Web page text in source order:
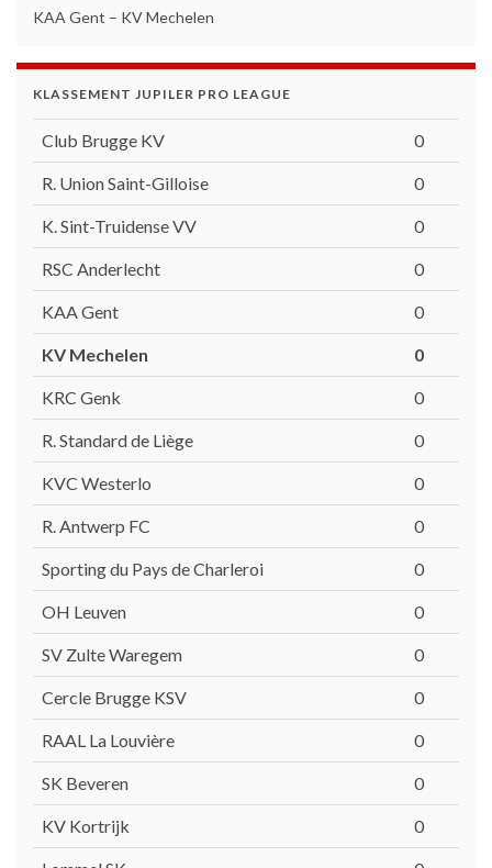
KAA Gent – KV Mechelen
KLASSEMENT JUPILER PRO LEAGUE
Club Brugge KV 0
R. Union Saint-Gilloise 0
K. Sint-Truidense VV 0
RSC Anderlecht 0
KAA Gent 0
KV Mechelen 0
KRC Genk 0
R. Standard de Liège 0
KVC Westerlo 0
R. Antwerp FC 0
Sporting du Pays de Charleroi 0
OH Leuven 0
SV Zulte Waregem 0
Cercle Brugge KSV 0
RAAL La Louvière 0
SK Beveren 0
KV Kortrijk 0